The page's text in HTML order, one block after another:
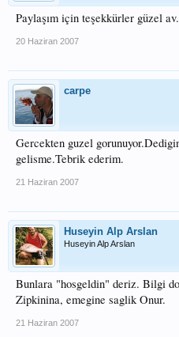
Paylaşım için teşekkürler güzel av.
20 Haziran 2007
carpe
Gercekten guzel
gelisme.Tebrik ederim.
21 Haziran 2007
Huseyin Alp Arslan
Huseyin Alp Arslan
Bunlara "hosgeldin" deriz. Bilgi
Zipkinina, emegine saglik Onur.
21 Haziran 2007